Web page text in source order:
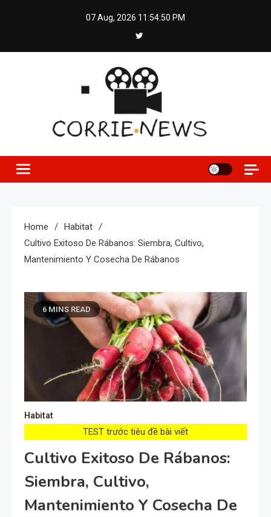
07 Aug, 2026 11:54:51 PM
Home
Habitat
Cultivo Exitoso De Rábanos: Siembra, Cultivo,
Mantenimiento Y Cosecha De Rábanos
6 MINS READ
Habitat
TEST trước tiêu đề bài viết
Cultivo Exitoso De Rábanos:
Siembra, Cultivo,
Mantenimiento Y Cosecha De